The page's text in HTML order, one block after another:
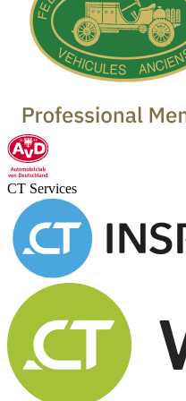
CT Services